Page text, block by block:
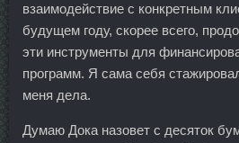
взаимодействие с конкретным
будущем году, скорее всего,
эти инструменты для
программ. Я сама себя
меня дела.
Думаю Дока назовет с десяток